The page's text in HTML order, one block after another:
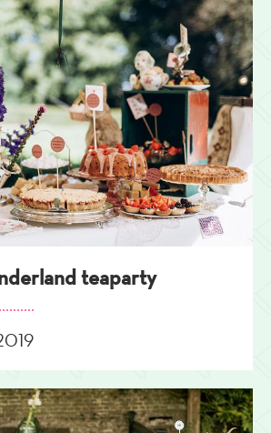
teaparty